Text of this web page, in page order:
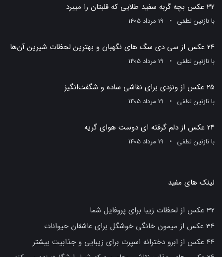
32 عکس بچه گربه سفید طلایی که قلبتان را میبرد
بانازنین لطفی 19 مرداد 1405
24 عکس از سی دی سگ های نگهبان و بهترین لحظات شیرین آن‌ها
بانازنین لطفی 19 مرداد 1405
25 عکس از ونزدی برای نقاشی ساده و شگفت‌انگیز
بانازنین لطفی 19 مرداد 1405
24 عکس از دلم گرفته ای دوست هوای گریه
بانازنین لطفی 19 مرداد 1405
لینک های مفید
32 عکس از لحظات زیبا برای پروفایل شما
34 عکس از میمون خانگی خوشگل برای عاشقان حیوانات
44 عکس از ابرو دخترانه اسپرت برای زیبایی و جذابیت بیشتر